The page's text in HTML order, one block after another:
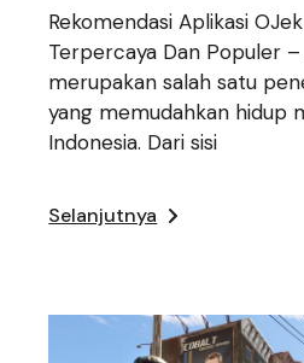
Rekomendasi Aplikasi
Terpercaya Dan Populer
merupakan salah satu
yang memudahkan hidup
Indonesia. Dari sisi
Selanjutnya